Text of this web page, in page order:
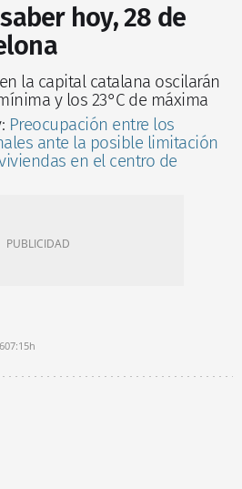
hoy, 28 de
la capital catalana oscilarán
y los 23°C de máxima
Preocupación entre los
ante la posible limitación
en el centro de
07:15h